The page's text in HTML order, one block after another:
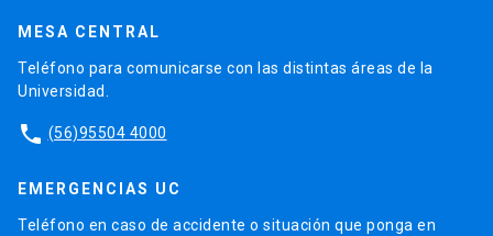
MESA CENTRAL
Teléfono para comunicarse con las distintas áreas de la
Universidad.
phone (56)95504 4000
EMERGENCIAS UC
Teléfono en caso de accidente o situación que ponga en